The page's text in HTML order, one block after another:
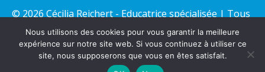
© 2026 Cécilia Reichert - Educatrice spécialisée | Tous
droits réservés | Créé par NR Communication
Nous utilisons des cookies pour vous garantir la meilleure
expérience sur notre site web. Si vous continuez à utiliser ce
site, nous supposerons que vous en êtes satisfait.